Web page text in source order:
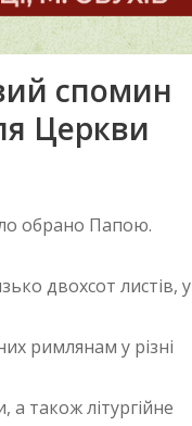
спомин
Церкви
обрано Папою.
двохсот листів, у
римлянам у різні
а також літургійне